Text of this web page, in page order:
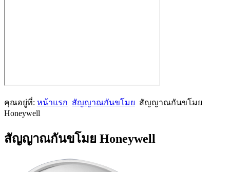
คุณอยู่ที่: หน้าแรก สัญญาณกันขโมย สัญญาณกันขโมย
Honeywell
สัญญาณกันขโมย Honeywell